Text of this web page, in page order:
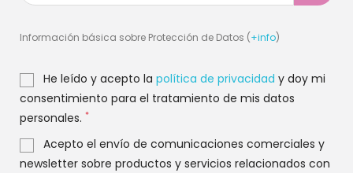
Información básica sobre Protección de Datos (+info)
He leído y acepto la política de privacidad y doy mi
consentimiento para el tratamiento de mis datos
personales. *
Acepto el envío de comunicaciones comerciales y
newsletter sobre productos y servicios relacionados con